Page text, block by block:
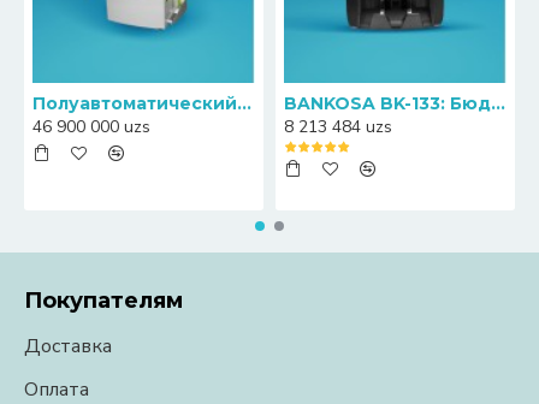
Полуавтоматический пресс-упаковщик банкнот Canny S20
46 900 000 uzs
BANKOSA BK-133: Бюджетный счетчик банкнот с функцией определения номиналов
8 213 484 uzs
Покупателям
Доставка
Оплата